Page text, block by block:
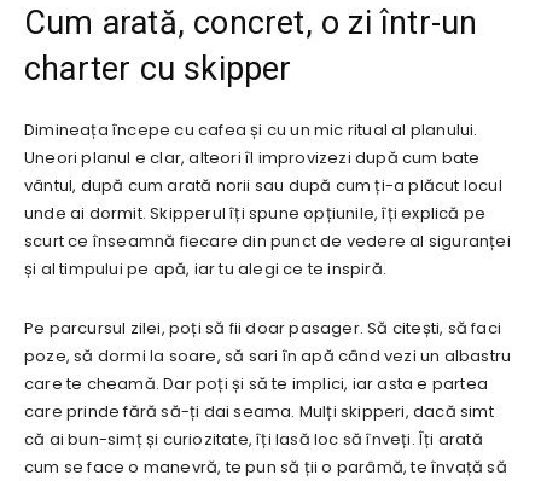
Cum arată, concret, o zi într-un
charter cu skipper
Dimineața începe cu cafea și cu un mic ritual al planului.
Uneori planul e clar, alteori îl improvizezi după cum bate
vântul, după cum arată norii sau după cum ți-a plăcut locul
unde ai dormit. Skipperul îți spune opțiunile, îți explică pe
scurt ce înseamnă fiecare din punct de vedere al siguranței
și al timpului pe apă, iar tu alegi ce te inspiră.
Pe parcursul zilei, poți să fii doar pasager. Să citești, să faci
poze, să dormi la soare, să sari în apă când vezi un albastru
care te cheamă. Dar poți și să te implici, iar asta e partea
care prinde fără să-ți dai seama. Mulți skipperi, dacă simt
că ai bun-simț și curiozitate, îți lasă loc să înveți. Îți arată
cum se face o manevră, te pun să ții o parâmă, te învață să